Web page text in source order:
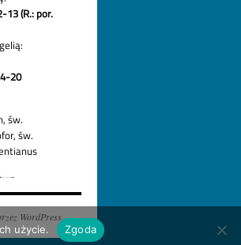
WordPress.
użycie.
Zgoda